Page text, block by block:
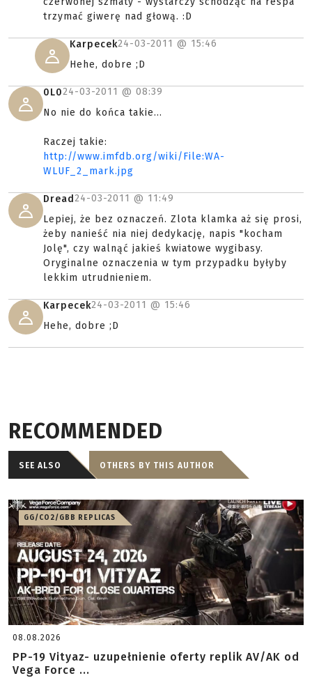
trzymać giwerę nad głową. :D
Karpecek24-03-2011 @ 15:46
Hehe, dobre ;D
0L024-03-2011 @ 08:39
No nie do końca takie...
Raczej takie:
http://www.imfdb.org/wiki/File:WA-
WLUF_2_mark.jpg
Dread24-03-2011 @ 11:49
Lepiej, że bez oznaczeń. Zlota klamka aż się prosi,
żeby nanieść nia niej dedykację, napis "kocham
Jolę", czy walnąć jakieś kwiatowe wygibasy.
Oryginalne oznaczenia w tym przypadku byłyby
lekkim utrudnieniem.
Karpecek24-03-2011 @ 15:46
Hehe, dobre ;D
RECOMMENDED
SEE ALSO OTHERS BY THIS AUTHOR
GG/CO2/GBB REPLICAS
08.08.2026
PP-19 Vityaz- uzupełnienie oferty replik AV/AK od
Vega Force ...